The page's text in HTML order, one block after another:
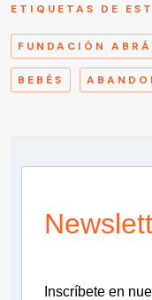
ETIQUETAS DE
FUNDACIÓN
BEBÉS
Inscríbete en